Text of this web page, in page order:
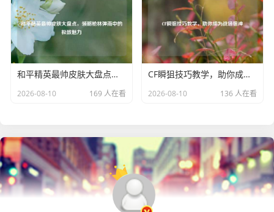
位,让玩家仿佛身临其境般感受到战斗的激烈。
在僵尸模式中，还有一些特殊技能的特效也令人印象深刻，
例如某些僵尸拥有的隐身技能，当它们隐身时，身体会逐渐
变得透明，周围会出现一层淡淡的蓝色光芒特效，这种特效
不仅增加了技能的神秘感，还让玩家在寻找隐身僵尸时充满
了挑战与刺激，而人类玩家的一些技能特效同样炫酷，比如
实力。
CSGO 僵尸模式的特效以其精湛的制作，将游戏中的恐怖、
刺激、紧张等元素完美地呈现出来，无论是阴森的场景特
效，还是僵尸与人类的各种动作、攻击特效，都让玩家沉浸
和平精英最帅皮肤大盘点，领略枪林弹雨中的极致魅力
2026-08-10 169 人在看
CF瞬狙技巧教学，助你成为战场狙神
2026-08-10 136 人在看